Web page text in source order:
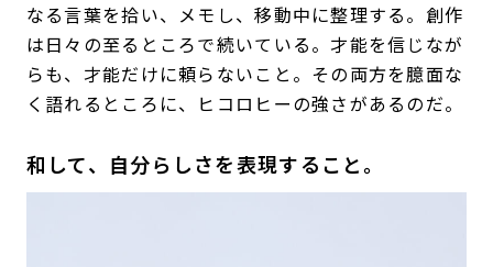
なる言葉を拾い、メモし、移動中に整理する。創作
は日々の至るところで続いている。才能を信じなが
らも、才能だけに頼らないこと。その両方を臆面な
く語れるところに、ヒコロヒーの強さがあるのだ。
和して、自分らしさを表現すること。